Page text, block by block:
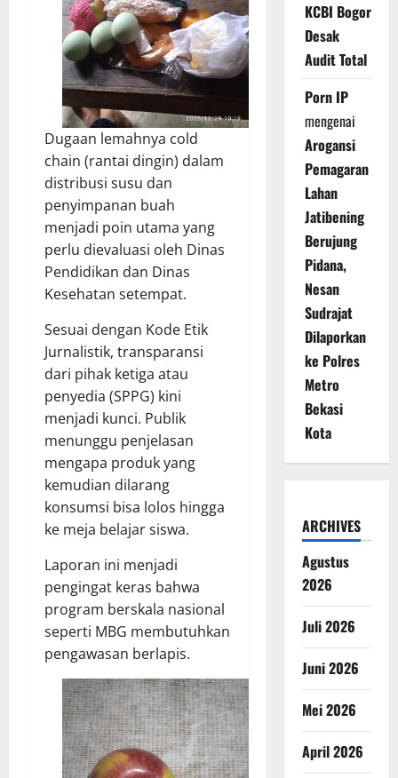
Dugaan lemahnya cold
chain (rantai dingin) dalam
distribusi susu dan
penyimpanan buah
menjadi poin utama yang
perlu dievaluasi oleh Dinas
Pendidikan dan Dinas
Kesehatan setempat.
Sesuai dengan Kode Etik
Jurnalistik, transparansi
dari pihak ketiga atau
penyedia (SPPG) kini
menjadi kunci. Publik
menunggu penjelasan
mengapa produk yang
kemudian dilarang
konsumsi bisa lolos hingga
ke meja belajar siswa.
Laporan ini menjadi
pengingat keras bahwa
program berskala nasional
seperti MBG membutuhkan
pengawasan berlapis.
KCBI Bogor
Desak
Audit Total
Porn IP
mengenai
Arogansi
Pemagaran
Lahan
Jatibening
Berujung
Pidana,
Nesan
Sudrajat
Dilaporkan
ke Polres
Metro
Bekasi
Kota
ARCHIVES
Agustus
2026
Juli 2026
Juni 2026
Mei 2026
April 2026